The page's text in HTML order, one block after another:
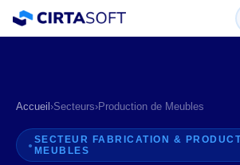
Accueil ›Secteurs›Production de Meubles
SECTEUR FABRICATION &
MEUBLES